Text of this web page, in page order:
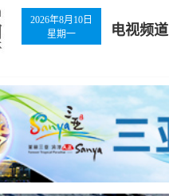
2026年8月10日
星期一
电视频道